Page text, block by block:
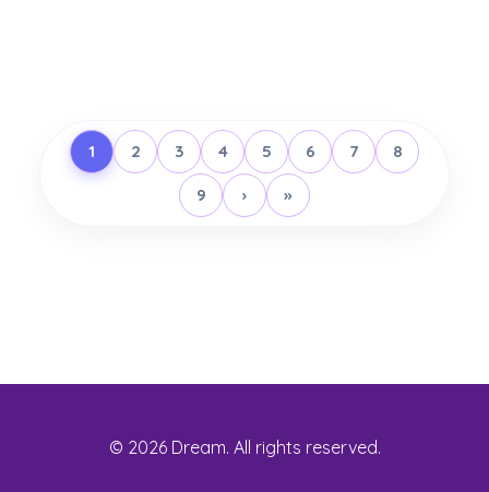
1 2 3 4 5 6 7 8
9 › »
© 2026 Dream. All rights reserved.